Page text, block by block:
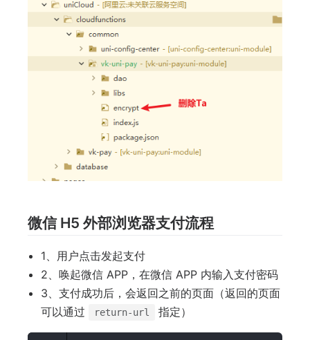
微信 H5 外部浏览器支付流程
1、用户点击发起支付
2、唤起微信 APP，在微信 APP 内输入支付密码
3、支付成功后，会返回之前的页面（返回的页面
可以通过
return-url 指定）